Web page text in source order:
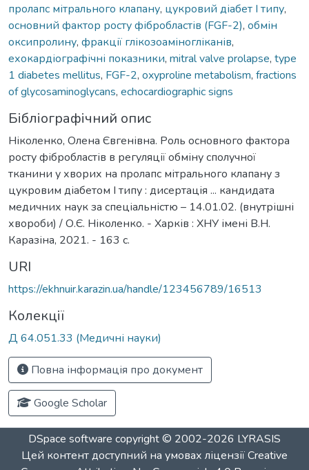
пролапс мітрального клапану, цукровий діабет І типу,
основний фактор росту фібробластів (FGF-2), обмін
оксипролину, фракції глікозоаміногліканів,
ехокардіографічні показники, mitral valve prolapse, type
1 diabetes mellitus, FGF-2, oxyproline metabolism, fractions
of glycosaminoglycans, echocardiographic signs
Бібліографічний опис
Ніколенко, Олена Євгенівна. Роль основного фактора
росту фібробластів в регуляції обміну сполучної
тканини у хворих на пролапс мітрального клапану з
цукровим діабетом I типу : дисертація ... кандидата
медичних наук за спеціальністю – 14.01.02. (внутрішні
хвороби) / О.Є. Ніколенко. - Харків : ХНУ імені В.Н.
Каразіна, 2021. - 163 с.
URI
https://ekhnuir.karazin.ua/handle/123456789/16513
Колекції
Д 64.051.33 (Медичні науки)
Повна інформація про документ
Google Scholar
DSpace software copyright © 2002-2026 LYRASIS
Цей контент доступний на умовах ліцензіїCreative